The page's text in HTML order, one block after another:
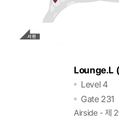
Lounge.L
Level 4
Gate 231
Airside - 제 2